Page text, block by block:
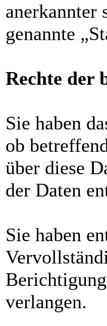
anerkannter
genannte
Rechte der
Sie haben
ob
über diese
der Daten
Sie haben
verlangen.